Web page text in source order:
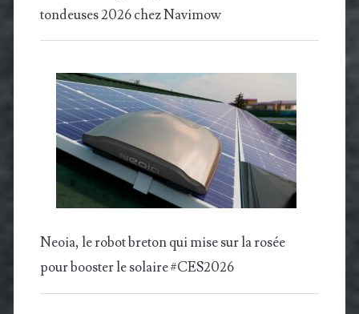
tondeuses 2026 chez Navimow
Neoia, le robot breton qui mise sur la rosée
pour booster le solaire #CES2026